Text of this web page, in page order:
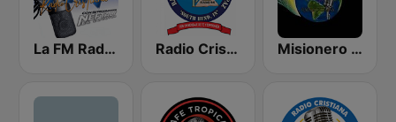
La FM Radio Cristiana Radio Cristiana Principe de Paz Misionero Radio - Radio Cristiana